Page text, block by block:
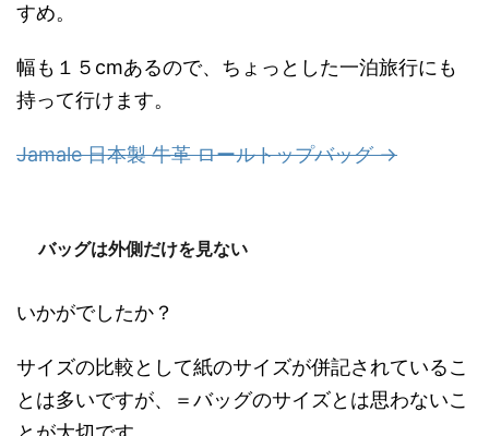
すめ。
幅も１５cmあるので、ちょっとした一泊旅行にも
持って行けます。
Jamale 日本製 牛革 ロールトップバッグ →
バッグは外側だけを見ない
いかがでしたか？
サイズの比較として紙のサイズが併記されているこ
とは多いですが、＝バッグのサイズとは思わないこ